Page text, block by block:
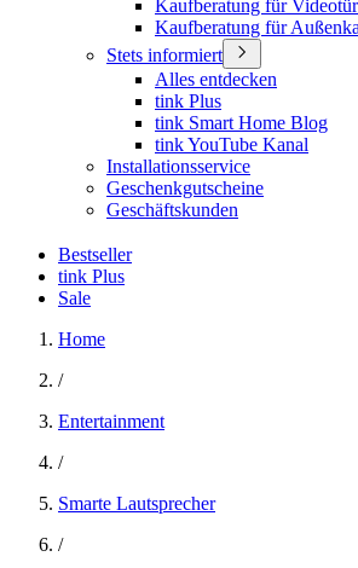
Kaufberatung für
Kaufberatung für
Stets informiert
Alles entdecken
tink Plus
tink Smart Home Blog
tink YouTube Kanal
Installationsservice
Geschenkgutscheine
Geschäftskunden
Bestseller
tink Plus
Sale
Home
/
Entertainment
/
Smarte Lautsprecher
/